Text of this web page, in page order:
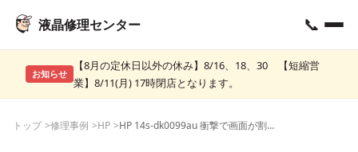
液晶修理センター 📞
お知らせ
【8月の定休日以外の休み】8/16、18、30 【短縮営
業】8/11(月) 17時閉店となります。
トップ 修理事例 HP HP 14s-dk0099au 衝撃で画面が割れた修理